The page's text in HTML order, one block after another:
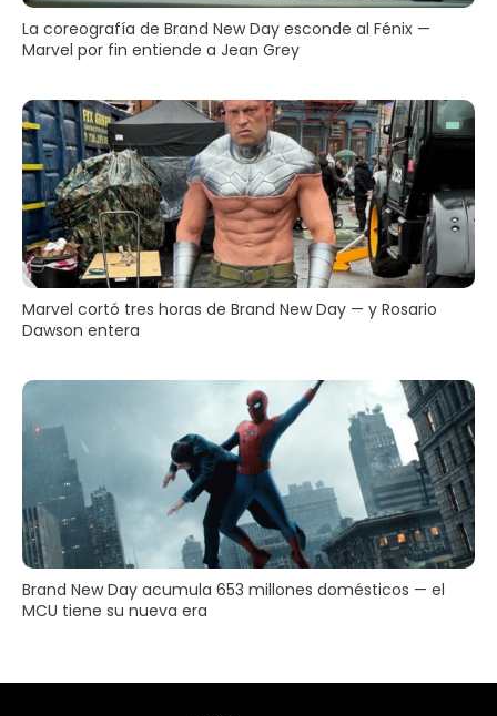
La coreografía de Brand New Day esconde al Fénix —
Marvel por fin entiende a Jean Grey
Marvel cortó tres horas de Brand New Day — y Rosario
Dawson entera
Brand New Day acumula 653 millones domésticos — el
MCU tiene su nueva era